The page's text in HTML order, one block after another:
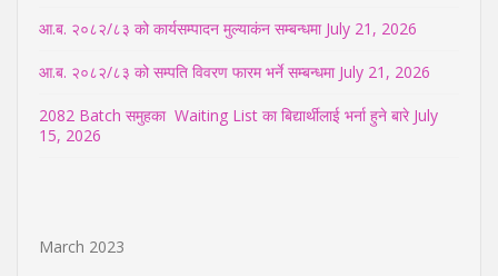
आ.ब. २०८२/८३ को कार्यसम्पादन मुल्याकंन सम्बन्धमा July 21, 2026
आ.ब. २०८२/८३ को सम्पति विवरण फारम भर्ने सम्बन्धमा July 21, 2026
2082 Batch समुहका Waiting List का बिद्यार्थीलाई भर्ना हुने बारे July
15, 2026
March 2023